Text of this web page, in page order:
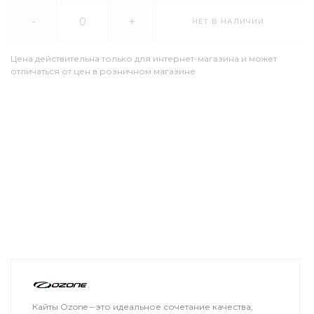
- + НЕТ В НАЛИЧИИ
Цена действительна только для интернет-магазина и может
отличаться от цен в розничном магазине
Кайты Ozone – это идеальное сочетание качества,